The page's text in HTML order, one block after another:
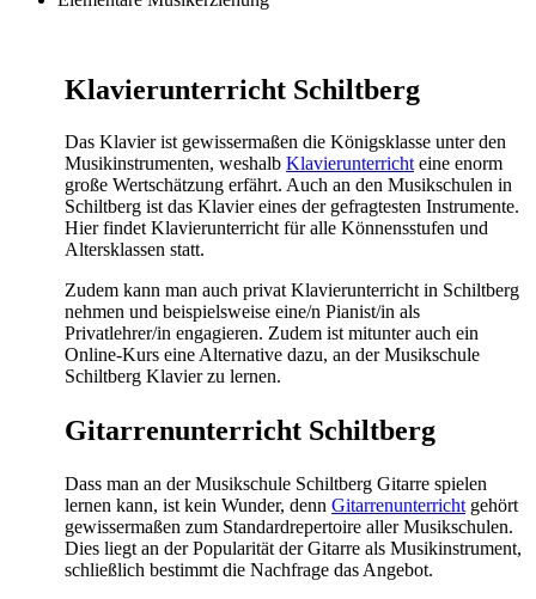
Klavierunterricht Schiltberg
Das Klavier ist gewissermaßen die Königsklasse unter den
Musikinstrumenten, weshalb Klavierunterrichteine enorm
große Wertschätzung erfährt. Auch an den Musikschulen in
Schiltberg ist das Klavier eines der gefragtesten Instrumente.
Hier findet Klavierunterricht für alle Könnensstufen und
Altersklassen statt.
Zudem kann man auch privat Klavierunterricht in Schiltberg
nehmen und beispielsweise eine/n Pianist/in als
Privatlehrer/in engagieren. Zudem ist mitunter auch ein
Online-Kurs eine Alternative dazu, an der Musikschule
Schiltberg Klavier zu lernen.
Gitarrenunterricht Schiltberg
Dass man an der Musikschule Schiltberg Gitarre spielen
lernen kann, ist kein Wunder, denn Gitarrenunterricht gehört
gewissermaßen zum Standardrepertoire aller Musikschulen.
Dies liegt an der Popularität der Gitarre als Musikinstrument,
schließlich bestimmt die Nachfrage das Angebot.